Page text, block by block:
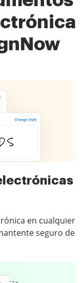
en cualquier
seguro de